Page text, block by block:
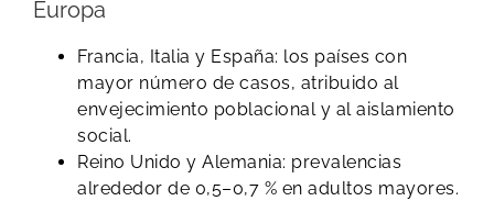
Europa
Francia, Italia y España: los países con
mayor número de casos, atribuido al
envejecimiento poblacional y al aislamiento
social.
Reino Unido y Alemania: prevalencias
alrededor de 0,5–0,7 % en adultos mayores.